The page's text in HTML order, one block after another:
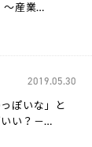
〜産業…
2019.05.30
ぽいな」と
い？－…